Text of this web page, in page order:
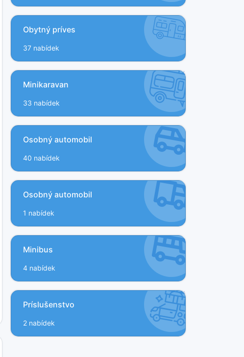
Obytný príves
37 nabídek
Minikaravan
33 nabídek
Osobný automobil
40 nabídek
Osobný automobil
1 nabídek
Minibus
4 nabídek
Príslušenstvo
2 nabídek